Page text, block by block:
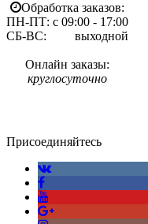
Обработка заказов:
ПН-ПТ: с 09:00 - 17:00
СБ-ВС: выходной
Онлайн заказы:
круглосуточно
Присоединяйтесь